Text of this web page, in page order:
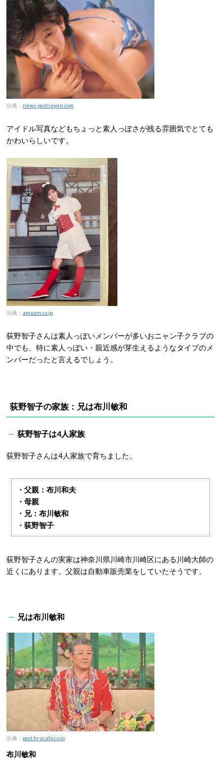
出典： news-postseven.com
アイドル写真などもちょっと素人っぽさが残る雰囲気でとても
かわいらしいです。
出典： amazon.co.jp
荻野智子さんは素人っぽいメンバーが多いおニャン子クラブの
中でも、特に素人っぽい・親近感が芽生えるようなタイプのメ
ンバーだったと言えるでしょう。
荻野智子の家族：兄は布川敏和
荻野智子は4人家族
荻野智子さんは4人家族で育ちました。
・父親：布川和夫
・母親
・兄：布川敏和
・荻野智子
荻野智子さんの実家は神奈川県川崎市川崎区にある川崎大師の
近くにあります。父親は自動車販売業をしていたそうです。
兄は布川敏和
出典： post.tv-asahi.co.jp
布川敏和